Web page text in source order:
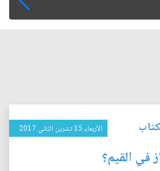
الأربعاء 15 تشرين الثاني 2017
في القيم؟